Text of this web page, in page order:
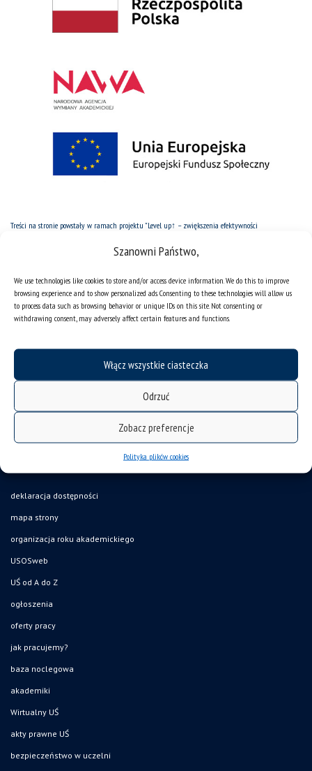
Szanowni Państwo,
We use technologies like cookies to store and/or access device information. We do this to improve
browsing experience and to show personalized ads. Consenting to these technologies will allow us
to process data such as browsing behavior or unique IDs on this site. Not consenting or
withdrawing consent, may adversely affect certain features and functions.
Włącz wszystkie ciasteczka
Odrzuć
Zobacz preferencje
Polityka plików cookies
Treści na stronie powstały w ramach projektu "Level up↑ – zwiększenia efektywności
współfinansowany ze środków Europejskiego Funduszu Społecznego w ramach programu
akademickiej i potencjału instytucji w przyjmowaniu osób z zagranicy – Welcome to Poland"
realizowany w ramach Działania określonego we wniosku o dofinansowanie projektu nr
POWR.03.03.00-00-PN14/18
deklaracja dostępności
mapa strony
organizacja roku akademickiego
USOSweb
UŚ od A do Z
ogłoszenia
oferty pracy
jak pracujemy?
baza noclegowa
akademiki
Wirtualny UŚ
akty prawne UŚ
bezpieczeństwo w uczelni